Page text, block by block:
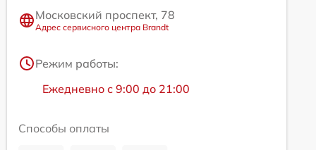
Московский проспект, 78
Адрес сервисного центра Brandt
Режим работы:
Ежедневно с 9:00 до 21:00
Способы оплаты